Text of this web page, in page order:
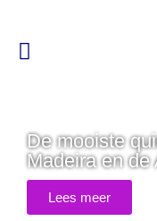
De mooiste
Madeira en de
Lees meer